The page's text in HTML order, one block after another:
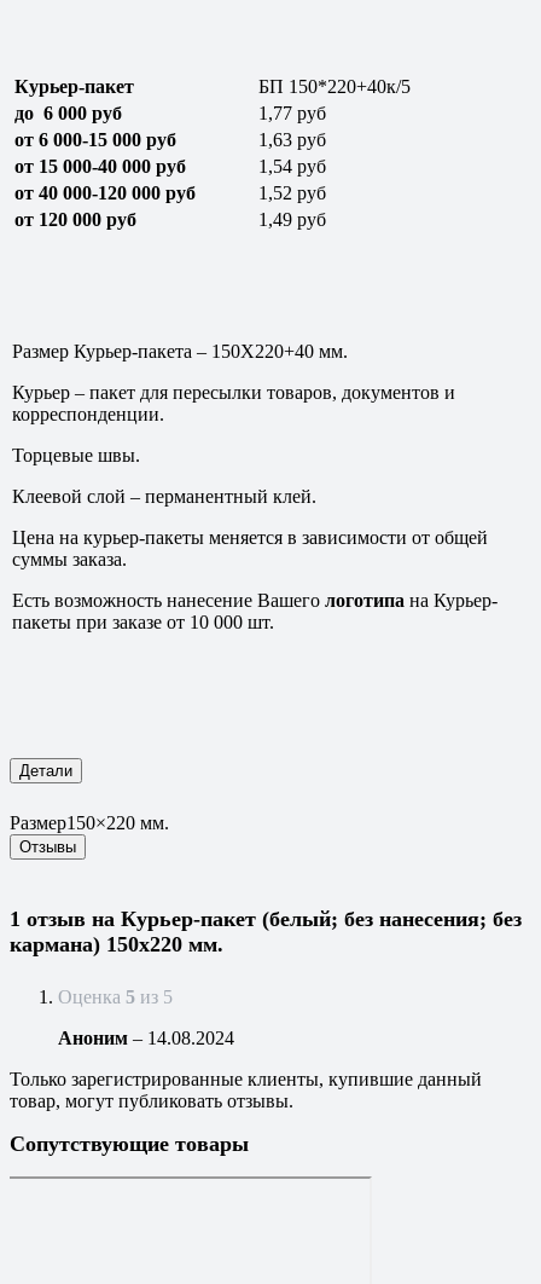
Курьер-пакет
БП 150*220+40к/5
до 6 000 руб
1,77 руб
от 6 000-15 000 руб
1,63 руб
от 15 000-40 000 руб
1,54 руб
от 40 000-120 000 руб
1,52 руб
от 120 000 руб
1,49 руб
Размер Курьер-пакета – 150Х220+40 мм.
Курьер – пакет для пересылки товаров, документов и
корреспонденции.
Торцевые швы.
Клеевой слой – перманентный клей.
Цена на курьер-пакеты меняется в зависимости от общей
суммы заказа.
Есть возможность нанесение Вашего логотипа на Курьер-
пакеты при заказе от 10 000 шт.
Детали
Размер150×220 мм.
Отзывы
1 отзыв на Курьер-пакет (белый; без нанесения; без
кармана) 150х220 мм.
Оценка 5 из 5
Аноним – 14.08.2024
Только зарегистрированные клиенты, купившие данный
товар, могут публиковать отзывы.
Сопутствующие товары